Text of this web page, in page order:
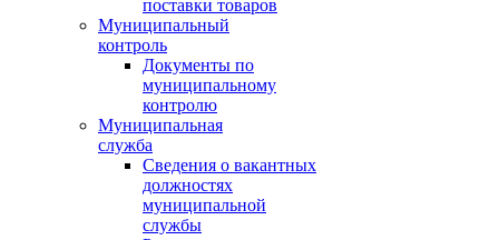
поставки товаров
Муниципальный
контроль
Документы по
муниципальному
контролю
Муниципальная
служба
Сведения о вакантных
должностях
муниципальной
службы